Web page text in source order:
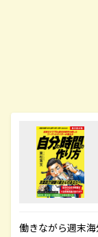
働きながら週末